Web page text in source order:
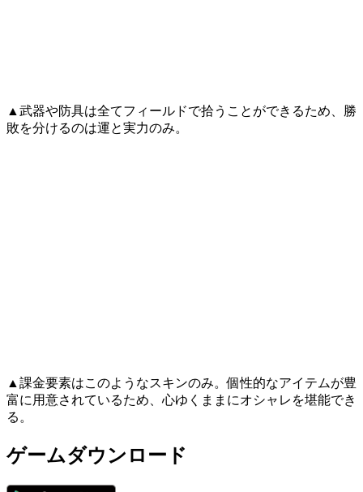
▲武器や防具は全てフィールドで拾うことができるため、勝
敗を分けるのは運と実力のみ。
▲課金要素はこのようなスキンのみ。個性的なアイテムが豊
富に用意されているため、心ゆくままにオシャレを堪能でき
る。
ゲームダウンロード